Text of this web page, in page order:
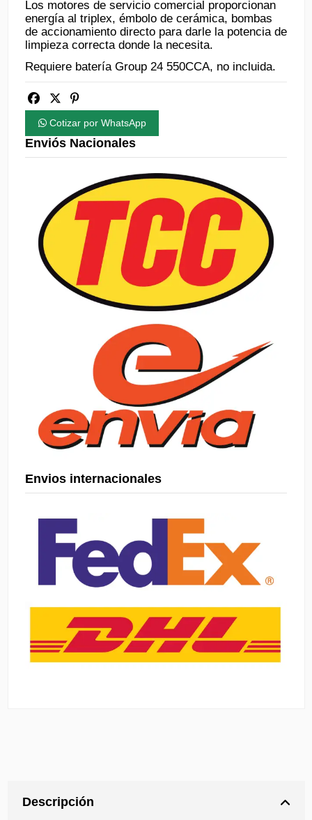
Los motores de servicio comercial proporcionan
energía al triplex, émbolo de cerámica, bombas
de accionamiento directo para darle la potencia de
limpieza correcta donde la necesita.
Requiere batería Group 24 550CCA, no incluida.
Cotizar por WhatsApp
Enviós Nacionales
Envios internacionales
Descripción